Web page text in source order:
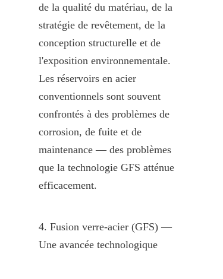
de la qualité du matériau, de la
stratégie de revêtement, de la
conception structurelle et de
l'exposition environnementale.
Les réservoirs en acier
conventionnels sont souvent
confrontés à des problèmes de
corrosion, de fuite et de
maintenance — des problèmes
que la technologie GFS atténue
efficacement.
4. Fusion verre-acier (GFS) —
Une avancée technologique